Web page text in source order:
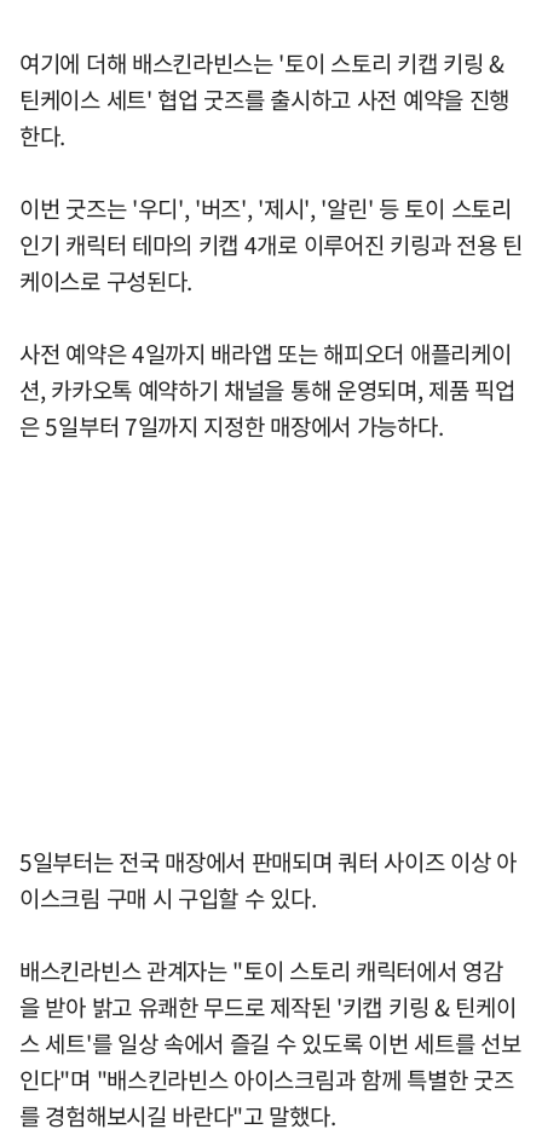
여기에 더해 배스킨라빈스는 '토이 스토리 키캡 키링 &
틴케이스 세트' 협업 굿즈를 출시하고 사전 예약을 진행
한다.
이번 굿즈는 '우디', '버즈', '제시', '알린' 등 토이 스토리
인기 캐릭터 테마의 키캡 4개로 이루어진 키링과 전용 틴
케이스로 구성된다.
사전 예약은 4일까지 배라앱 또는 해피오더 애플리케이
션, 카카오톡 예약하기 채널을 통해 운영되며, 제품 픽업
은 5일부터 7일까지 지정한 매장에서 가능하다.
5일부터는 전국 매장에서 판매되며 쿼터 사이즈 이상 아
이스크림 구매 시 구입할 수 있다.
배스킨라빈스 관계자는 "토이 스토리 캐릭터에서 영감
을 받아 밝고 유쾌한 무드로 제작된 '키캡 키링 & 틴케이
스 세트'를 일상 속에서 즐길 수 있도록 이번 세트를 선보
인다"며 "배스킨라빈스 아이스크림과 함께 특별한 굿즈
를 경험해보시길 바란다"고 말했다.